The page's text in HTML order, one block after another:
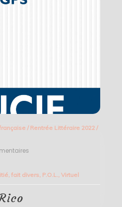
/ Rentrée Littéraire 2022/
Lucie
, fait divers, P.O.L., Virtuel